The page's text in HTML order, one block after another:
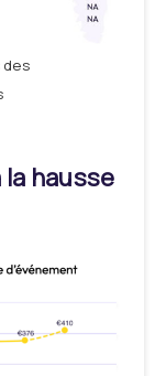
des
hausse